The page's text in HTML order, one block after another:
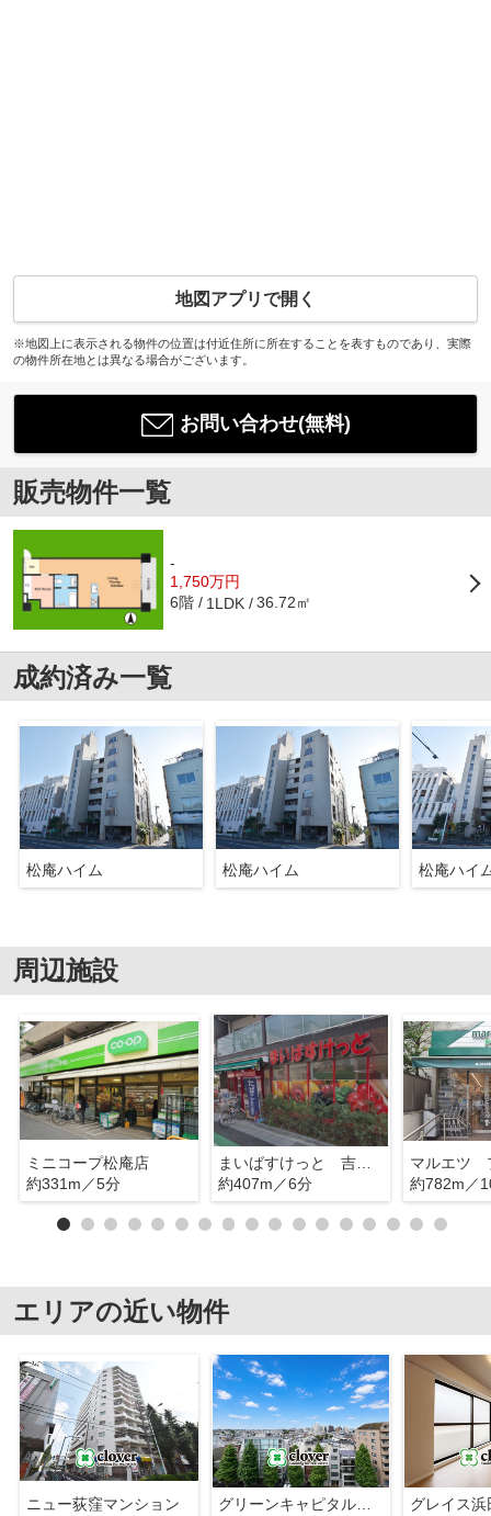
地図アプリで開く
※地図上に表示される物件の位置は付近住所に所在することを表すものであり、実際
の物件所在地とは異なる場合がございます。
お問い合わせ(無料)
販売物件一覧
-
1,750万円
6階 1LDK 36.72㎡
成約済み一覧
松庵ハイム 松庵ハイム 松庵ハイ
周辺施設
ミニコープ松庵店
約331m／5分
まいばすけっと 吉祥寺南町4丁目
約407m／6分
約782m／
エリアの近い物件
ニュー荻窪マンション
グリーンキャピタル南阿佐ヶ谷
グレイス浜